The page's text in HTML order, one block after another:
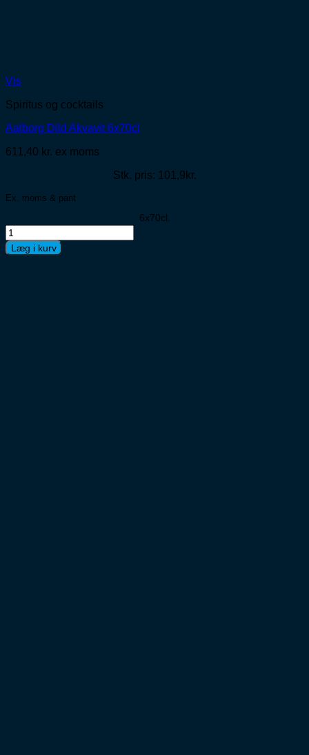
Vis
Spiritus og cocktails
Aalborg Dild Akvavit 6x70cl
611,40 kr. ex moms
Stk. pris: 101,9kr.
Ex. moms & pant
6x70cl.
Aalborg
Dild
Akvavit
Læg i kurv